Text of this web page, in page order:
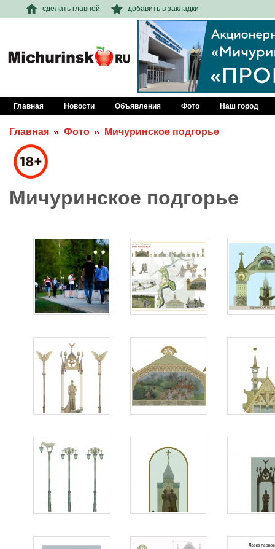
сделать главной добавить в закладки
Главная Новости Объявления Фото Наш город
Главная Фото Мичуринское подгорье
Мичуринское подгорье